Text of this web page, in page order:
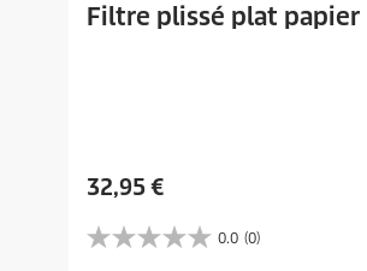
Filtre plissé plat papier
P
i
32,95 €
0.0 (0)
0